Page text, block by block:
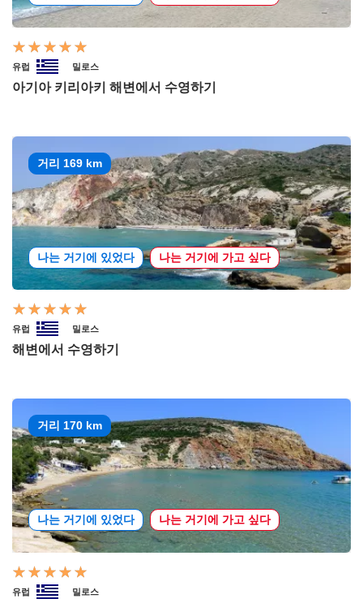
유럽 밀로스
아기아 키리아키 해변에서 수영하기
거리 169 km
나는 거기에 있었다 나는 거기에 가고 싶다
유럽 밀로스
해변에서 수영하기
거리 170 km
나는 거기에 있었다 나는 거기에 가고 싶다
유럽 밀로스